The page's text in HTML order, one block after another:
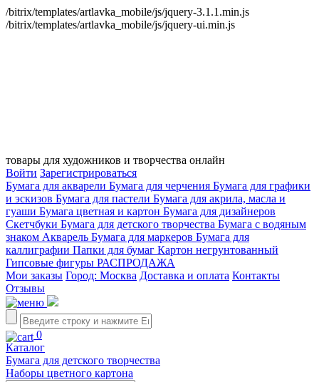
/bitrix/templates/artlavka_mobile/js/jquery-3.1.1.min.js
/bitrix/templates/artlavka_mobile/js/jquery-ui.min.js
товары для художников и творчества онлайн
Войти Зарегистрироваться
Бумага для акварели Бумага для черчения Бумага для графики
и эскизов Бумага для пастели Бумага для акрила, масла и
гуаши Бумага цветная и картон Бумага для дизайнеров
Скетчбуки Бумага для детского творчества Бумага с водяным
знаком Акварель Бумага для маркеров Бумага для
каллиграфии Папки для бумаг Картон негрунтованный
Гипсовые фигуры РАСПРОДАЖА
Мои заказы Город: Москва Доставка и оплата Контакты
Отзывы
0
Каталог
Бумага для детского творчества
Наборы цветного картона